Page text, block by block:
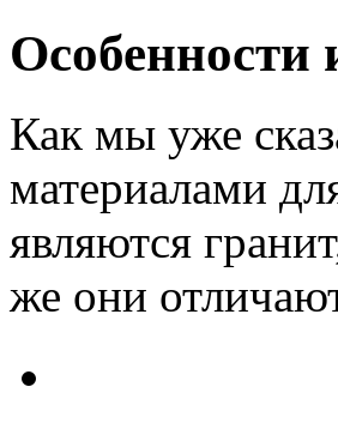
Особенности
Как мы уже
материалами
являются
же они